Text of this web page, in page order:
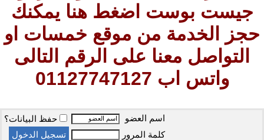
جيست بوست اضغط هنا يمكنك
حجز الخدمة من موقع خمسات او
التواصل معنا على الرقم التالى
واتس اب 01127747127
اسم العضو
حفظ البيانات؟
كلمة المرور